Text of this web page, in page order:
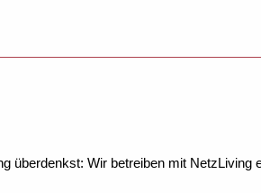
überdenkst: Wir betreiben mit NetzLiving